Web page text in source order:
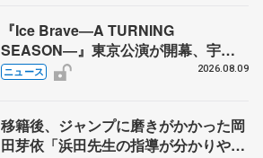
『Ice Brave―A TURNING
SEASON―』東京公演が開幕、宇野
昌磨の『Ice Brave』にかける思いを
ニュース 2026.08.09
移籍後、ジャンプに磨きがかかった岡
田芽依「浜田先生の指導が分かりやす